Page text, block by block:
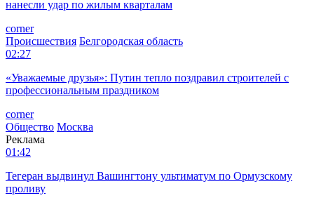
нанесли удар по жилым кварталам
corner
Происшествия Белгородская область
02:27
«Уважаемые друзья»: Путин тепло поздравил строителей с
профессиональным праздником
corner
Общество Москва
Реклама
01:42
Тегеран выдвинул Вашингтону ультиматум по Ормузскому
проливу